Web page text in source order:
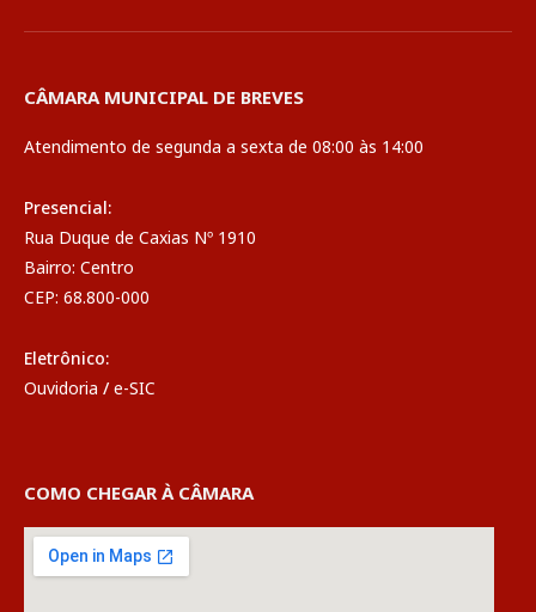
CÂMARA MUNICIPAL DE BREVES
Atendimento de segunda a sexta de 08:00 às 14:00
Presencial:
Rua Duque de Caxias Nº 1910
Bairro: Centro
CEP: 68.800-000
Eletrônico:
Ouvidoria / e-SIC
COMO CHEGAR À CÂMARA